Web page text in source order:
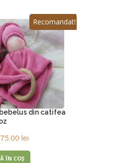
Recomandat!
din catifea
75.00 lei
ÎN COȘ